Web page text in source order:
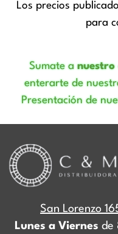
Los precios
para
Sumate anuestro
enterarte de
Presentación de
San Lorenzo
Lunes a Viernes de